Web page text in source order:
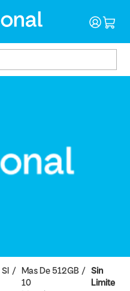
SI
Mas De
10
512GB
Sin
Limite